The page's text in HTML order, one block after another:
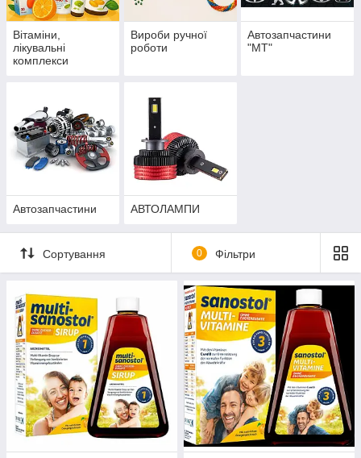
Вітаміни,
лікувальні
комплекси
Вироби ручної
роботи
Автозапчастини
"МТ"
Автозапчастини АВТОЛАМПИ
Сортування 0 Фільтри